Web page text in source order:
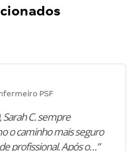
PSF
Sarah C. sempre
o caminho mais seguro
profissional. Após o…”